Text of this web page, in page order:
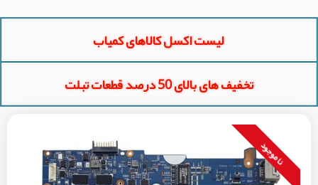
لیست اکسل کالاهای کمیاب
تخفیف های بالای 50 درصد قطعات تبلت
نا موجود